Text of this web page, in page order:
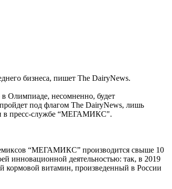
бизнеса, пишет The DairyNews.
Олимпиаде, несомненно, будет
под флагом The DairyNews, лишь
в пресс-службе “МЕГАМИКС".
“МЕГАМИКС” производится свыше 10
инновационной деятельностью: так, в 2019
кормовой витамин, произведенный в России